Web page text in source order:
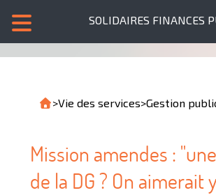
SOLIDAIRES FINANCES
>Vie des services>Gestion
Mission amendes :
de la DG ? On aimerait